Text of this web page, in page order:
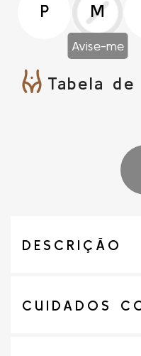
P M
Avise-me
Tabela de
DESCRIÇÃO
CUIDADOS